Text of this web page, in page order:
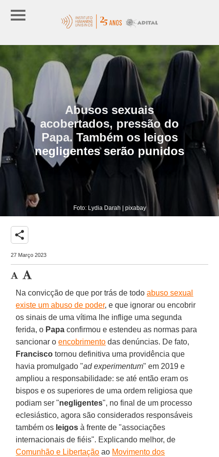
Abusos sexuais
acobertados, pressão do
Papa. Também os leigos
negligentes serão punidos
Foto: Lydia Darah | pixabay
share
27 Março 2023
Na convicção de que por trás de todoabuso sexual
existe um abuso de poder, e que ignorar ou encobrir
os sinais de uma vítima lhe inflige uma segunda
ferida, o Papa confirmou e estendeu as normas para
sancionar oencobrimento das denúncias. De fato,
Francisco tornou definitiva uma providência que
havia promulgado "ad experimentum" em 2019 e
ampliou a responsabilidade: se até então eram os
bispos e os superiores de uma ordem religiosa que
podiam ser "negligentes", no final de um processo
eclesiástico, agora são considerados responsáveis
também os leigos à frente de "associações
internacionais de fiéis". Explicando melhor, de
Comunhão e Libertação ao Movimento dos